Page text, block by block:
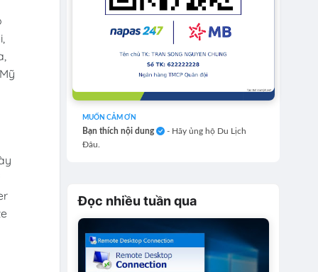
MUỐN CẢM ƠN
Bạn thích nội dung
- Hãy ủng hộ Du Lịch
Đâu.
Đọc nhiều tuần qua